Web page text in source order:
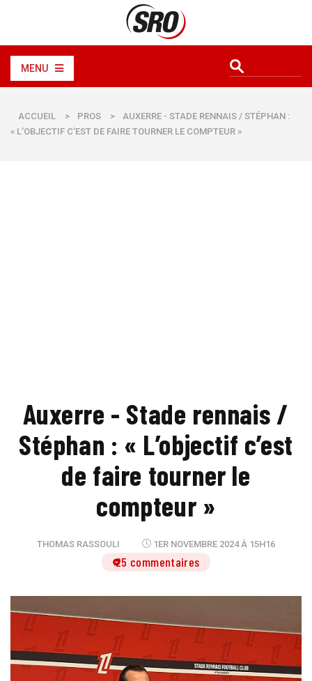
MENU
ACCUEIL > PROS >
AUXERRE - STADE RENNAIS / STÉPHAN :
« L’OBJECTIF C’EST DE FAIRE TOURNER LE COMPTEUR »
Auxerre - Stade rennais /
Stéphan : « L’objectif c’est
de faire tourner le
compteur »
THOMAS RASSOULI 1ER NOVEMBRE 2024 À 15H16
25 commentaires